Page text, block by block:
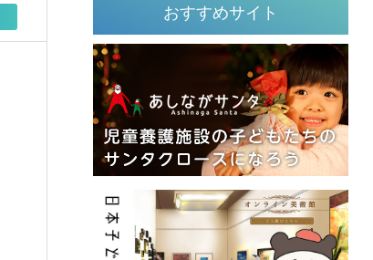
おすすめサイト